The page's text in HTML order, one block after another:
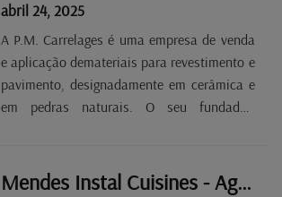
abril 24, 2025
A P.M. Carrelages é uma empresa de venda
e aplicação demateriais para revestimento e
pavimento, designadamente em cerâmica e
em pedras naturais. O seu fundador,
peças e só mais tarde introduziu a vertente
Mendes Instal Cuisines - Agostinho Mendes Tp. 2 Ep. 62